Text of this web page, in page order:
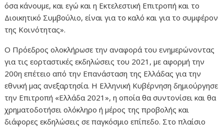
όσα κάνουμε, και εγώ και η Εκτελεστική Επιτροπή και το
Διοικητικό Συμβούλιο, είναι για το καλό και για το συμφέρον
της Κοινότητας».
Ο Πρόεδρος ολοκλήρωσε την αναφορά του ενημερώνοντας
για τις εορταστικές εκδηλώσεις του 2021, με αφορμή την
200η επέτειο από την Επανάσταση της Ελλάδας για την
εθνική μας ανεξαρτησία. Η Ελληνική Κυβέρνηση δημιούργησε
την Επιτροπή «Ελλάδα 2021», η οποία θα συντονίσει και θα
χρηματοδοτήσει ολόκληρο ή μέρος της προβολής και
διάφορες εκδηλώσεις σε παγκόσμιο επίπεδο. Στο πλαίσιο